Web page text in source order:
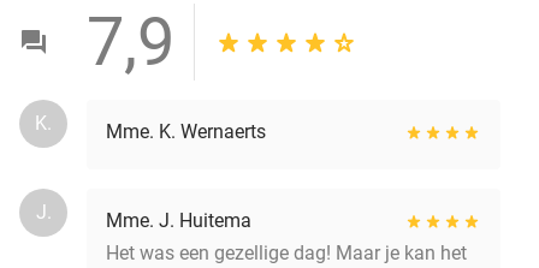
7,9
K. Mme. K. Wernaerts
J.
Mme. J. Huitema
Het was een gezellige dag! Maar je kan het